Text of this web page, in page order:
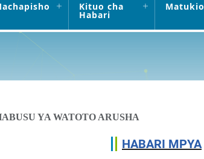
Kituo cha
Habari
Matukio
YA WATOTO ARUSHA
HABARI MPYA